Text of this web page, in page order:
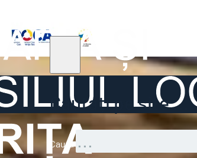
Căutați pe site ...
Caută